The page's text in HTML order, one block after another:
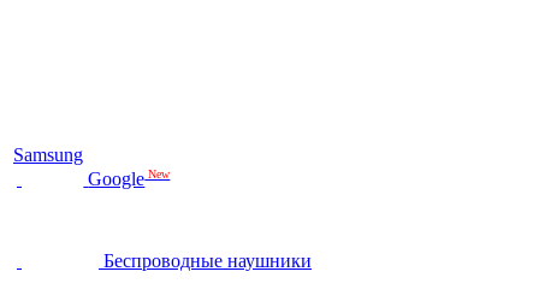
Samsung
Google New
Беспроводные наушники